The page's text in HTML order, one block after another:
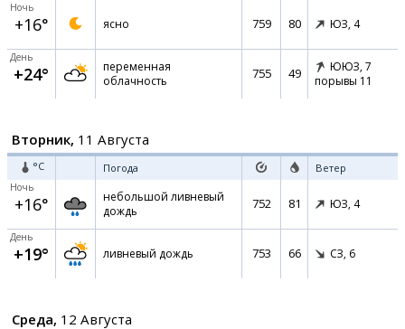
Ночь
+16° ясно 759 80 ЮЗ, 4
День
+24°
переменная
облачность
755 49 ЮЮЗ, 7
порывы 11
Вторник, 11 Августа
°C Погода Ветер
Ночь
+16°
небольшой ливневый
дождь
752 81 ЮЗ, 4
День
+19° ливневый дождь 753 66 СЗ, 6
Среда, 12 Августа